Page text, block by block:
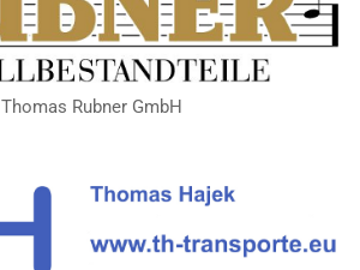
Thomas Rubner GmbH